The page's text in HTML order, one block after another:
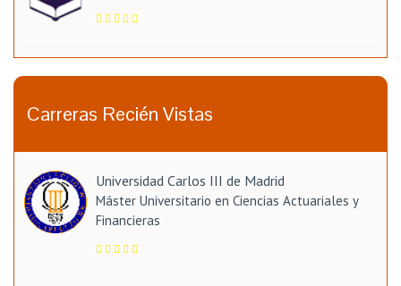
Carreras Recién Vistas
Universidad Carlos III de Madrid
Máster Universitario en Ciencias Actuariales y
Financieras